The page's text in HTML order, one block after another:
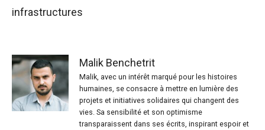
infrastructures
Malik Benchetrit
Malik, avec un intérêt marqué pour les histoires
humaines, se consacre à mettre en lumière des
projets et initiatives solidaires qui changent des
vies. Sa sensibilité et son optimisme
transparaissent dans ses écrits, inspirant espoir et